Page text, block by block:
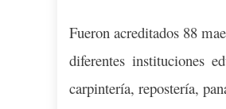
Fueron acreditados 88
diferentes instituciones
carpintería, repostería,